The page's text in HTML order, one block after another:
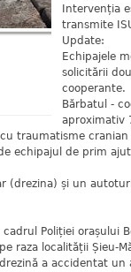
Intervenția
transmite
Update:
Echipajele
solicitării
cooperante.
Bărbatul -
aproximativ
traumatisme
echipajul de prim
(drezina) și un
Poliției orașului
raza localității Șieu-
a accidentat